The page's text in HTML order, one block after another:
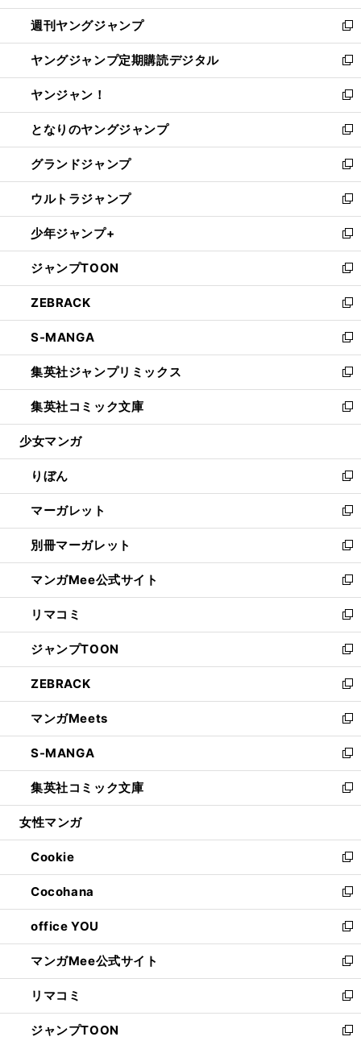
開
く
ウ
で
開
く
ン
ド
ウ
で
開
く
ウ
ィ
ン
ド
ウ
で
開
く
週刊ヤングジャンプ
新
し
い
ウ
ィ
ン
ド
ウ
で
開
く
ヤングジャンプ定期購読デジタル
新
し
い
ウ
ィ
ン
ド
ウ
で
開
く
ヤンジャン！
新
し
い
ウ
ィ
ン
ド
ウ
で
開
く
となりのヤングジャンプ
新
し
い
ウ
ィ
ン
ド
ウ
で
開
く
グランドジャンプ
新
し
い
ウ
ィ
ン
ド
ウ
で
開
く
ウルトラジャンプ
新
し
い
ウ
ィ
ン
ド
ウ
で
開
く
少年ジャンプ+
新
し
い
ウ
ィ
ン
ド
ウ
で
開
く
ジャンプTOON
新
し
い
ウ
ィ
ン
ド
ウ
で
開
ZEBRACK
新
し
い
ウ
ィ
ン
ド
ウ
開
く
S-MANGA
新
し
い
ウ
ィ
ン
ウ
で
開
く
集英社ジャンプリミックス
新
し
い
ウ
ン
ド
ウ
で
開
く
集英社コミック文庫
新
し
ウ
ィ
ン
ド
ウ
で
開
く
少女マンガ
りぼん
新
し
い
ウ
ィ
ン
ド
ウ
で
開
く
マーガレット
新
し
い
ウ
ィ
ン
ド
ウ
で
開
く
別冊マーガレット
新
し
い
ウ
ィ
ン
ド
ウ
で
開
く
マンガMee公式サイト
新
し
い
ウ
ィ
ン
ド
ウ
で
開
く
リマコミ
新
し
い
ウ
ィ
ン
ド
ウ
で
開
く
ジャンプTOON
新
し
い
ウ
ィ
ン
ド
ウ
で
開
ZEBRACK
新
し
い
ウ
ィ
ン
ド
ウ
開
く
マンガMeets
新
し
い
ウ
ィ
ン
ウ
で
開
く
S-MANGA
新
し
い
ウ
ン
ド
ウ
で
開
く
集英社コミック文庫
新
し
ウ
ィ
ン
ド
ウ
で
開
く
女性マンガ
Cookie
新
し
い
ウ
ィ
ン
ド
ウ
で
開
く
Cocohana
新
し
い
ウ
ィ
ン
ド
ウ
で
office YOU
新
し
い
ウ
ィ
ン
ド
マンガMee公式サイト
新
し
い
ウ
ィ
リマコミ
新
し
い
ジャンプTOON
新